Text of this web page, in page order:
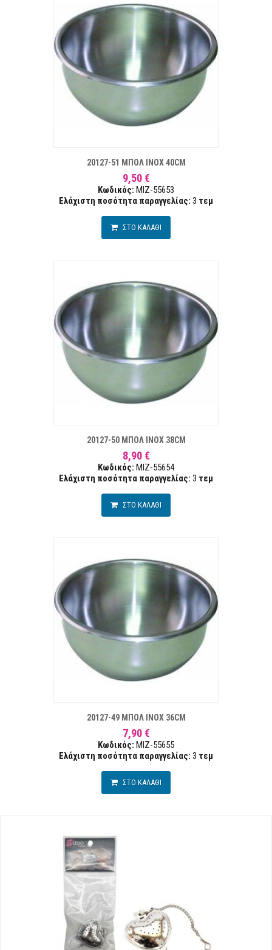
20127-51 ΜΠΟΛ INOX 40CM
9,50 €
Κωδικός: MIZ-55653
Ελάχιστη ποσότητα παραγγελίας: 3 τεμ
ΣΤΟ ΚΑΛΑΘΙ
20127-50 ΜΠΟΛ INOX 38CM
8,90 €
Κωδικός: MIZ-55654
Ελάχιστη ποσότητα παραγγελίας: 3 τεμ
ΣΤΟ ΚΑΛΑΘΙ
20127-49 ΜΠΟΛ INOX 36CM
7,90 €
Κωδικός: MIZ-55655
Ελάχιστη ποσότητα παραγγελίας: 3 τεμ
ΣΤΟ ΚΑΛΑΘΙ